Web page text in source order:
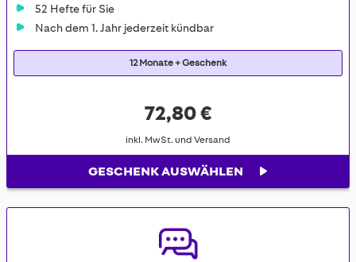
52 Hefte für Sie
Nach dem 1. Jahr jederzeit kündbar
12 Monate + Geschenk
72,80 €
inkl. MwSt. und Versand
GESCHENK AUSWÄHLEN